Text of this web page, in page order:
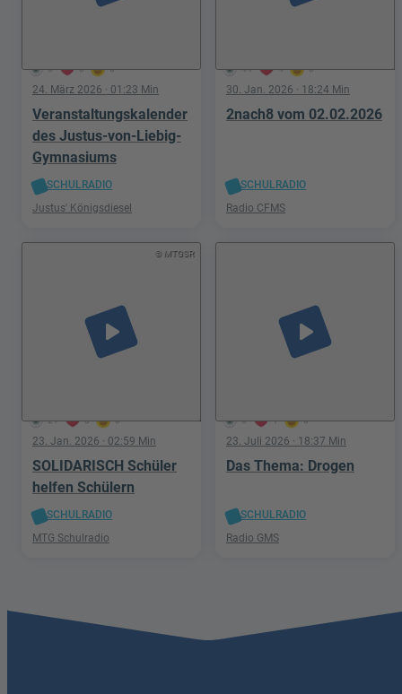
5 0 0
24. März 2026 · 01:23 Min
Veranstaltungskalender
des Justus-von-Liebig-
Gymnasiums
SCHULRADIO
Justus' Königsdiesel
44 4 0
30. Jan. 2026 · 18:24 Min
2nach8 vom 02.02.2026
SCHULRADIO
Radio CFMS
© MTGSR
21 3 0
play_arrow
23. Jan. 2026 · 02:59 Min
SOLIDARISCH Schüler
helfen Schülern
SCHULRADIO
MTG Schulradio
6 1 0
play_arrow
23. Juli 2026 · 18:37 Min
Das Thema: Drogen
SCHULRADIO
Radio GMS